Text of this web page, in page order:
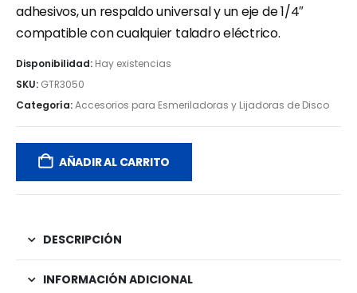
adhesivos, un respaldo universal y un eje de 1/4″
compatible con cualquier taladro eléctrico.
Disponibilidad: Hay existencias
SKU: GTR3050
Categoría:Accesorios para Esmeriladoras y Lijadoras de Disco
AÑADIR AL CARRITO
DESCRIPCIÓN
INFORMACIÓN ADICIONAL